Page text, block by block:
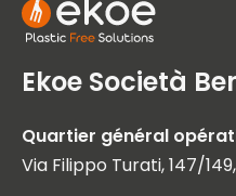
Ekoe Società
Quartier général
Via Filippo Turati, 147/